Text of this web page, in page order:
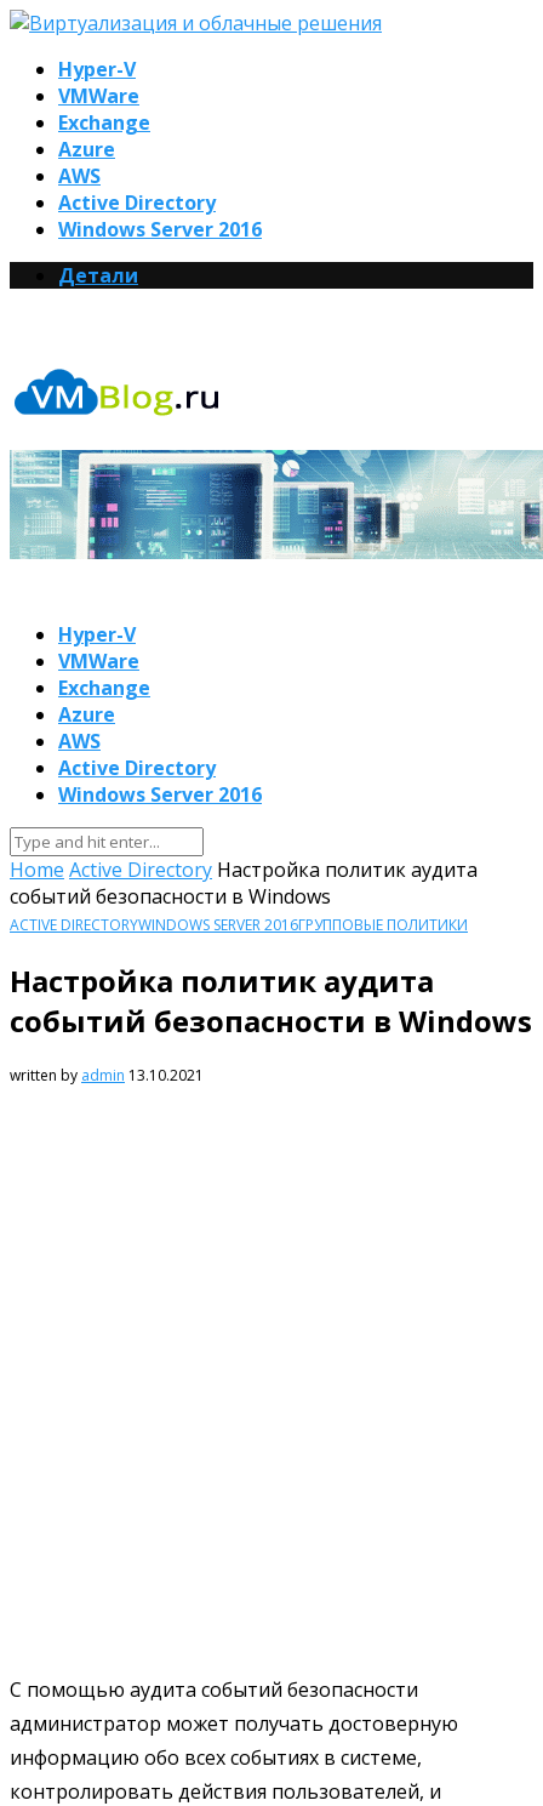
Hyper-V
VMWare
Exchange
Azure
AWS
Active Directory
Windows Server 2016
Детали
Hyper-V
VMWare
Exchange
Azure
AWS
Active Directory
Windows Server 2016
Home Active Directory Настройка политик аудита
событий безопасности в Windows
ACTIVE DIRECTORYWINDOWS SERVER 2016ГРУППОВЫЕ ПОЛИТИКИ
Настройка политик аудита
событий безопасности в Windows
written by admin 13.10.2021
С помощью аудита событий безопасности
администратор может получать достоверную
информацию обо всех событиях в системе,
контролировать действия пользователей, и